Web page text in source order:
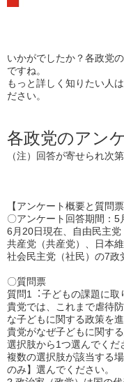
いかがでしたか？各政党
ですね。
もっと詳しく知りたい人
ださい。
各政党のアン
（注）回答が寄せられ次
【アンケート概要と質問票
〇アンケート回答期間：5
6月20日現在、自由民主
共産党（共産党）、日本
社会民主党（社民）の7政
〇質問票
質問1︓子どもの課題に取
貴党では、これまで虐待
な子どもに関する政策を
貴党がなぜ子どもに関す
選択肢から1つ選んでくだ
複数の選択肢が該当する
のみ】選んでください。